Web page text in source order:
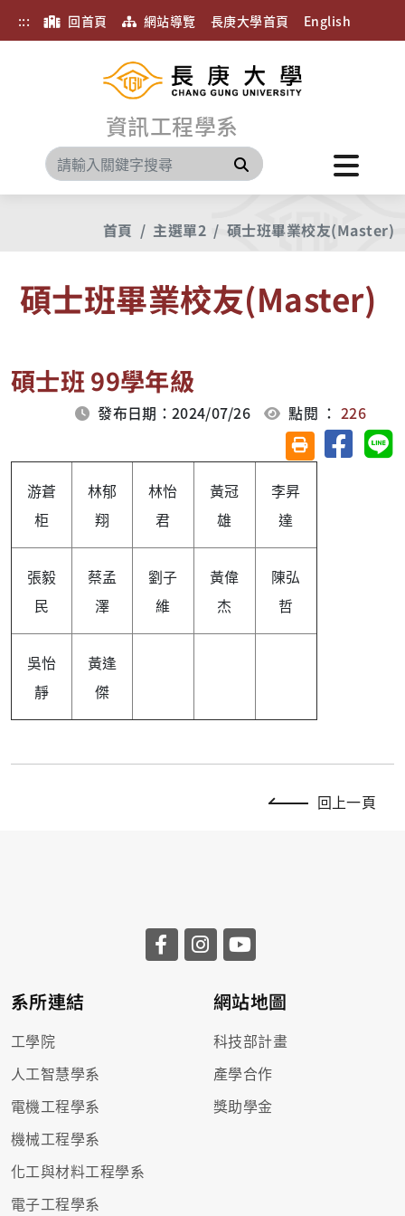
::: 回首頁 網站導覽 長庚大學首頁 English
資訊工程學系
搜尋
首頁 主選單2 碩士班畢業校友(Master)
碩士班畢業校友(Master)
碩士班 99學年級
發布日期：2024/07/26 點閱 ：226
友善列印(另開視
分享至
游蒼
柜
林郁
翔
林怡
君
黃冠
雄
李昇
達
張毅
民
蔡孟
澤
劉子
維
黃偉
杰
陳弘
哲
吳怡
靜
黃逢
傑
回上一頁
系所連結
工學院
人工智慧學系
電機工程學系
機械工程學系
化工與材料工程學系
電子工程學系
網站地圖
科技部計畫
產學合作
獎助學金